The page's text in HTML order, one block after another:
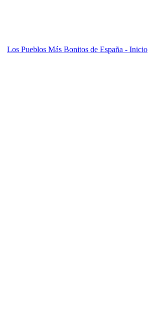
Los Pueblos Más Bonitos de España - Inicio